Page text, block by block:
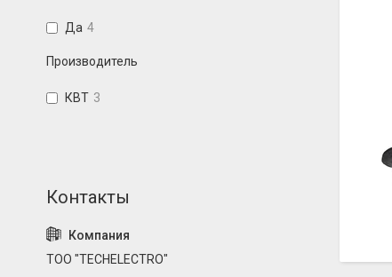
Да 4
Производитель
КВТ 3
ТОО "TECHELECTRO"